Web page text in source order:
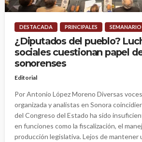
DESTACADA PRINCIPALES SEMANARIO
¿Diputados del pueblo?
sociales cuestionan papel
sonorenses
Editorial
Por Antonio López Moreno Diversas
organizada y analistas en Sonora
del Congreso del Estado ha sido
en funciones como la fiscalización, el
producción legislativa. Lejos de mantener